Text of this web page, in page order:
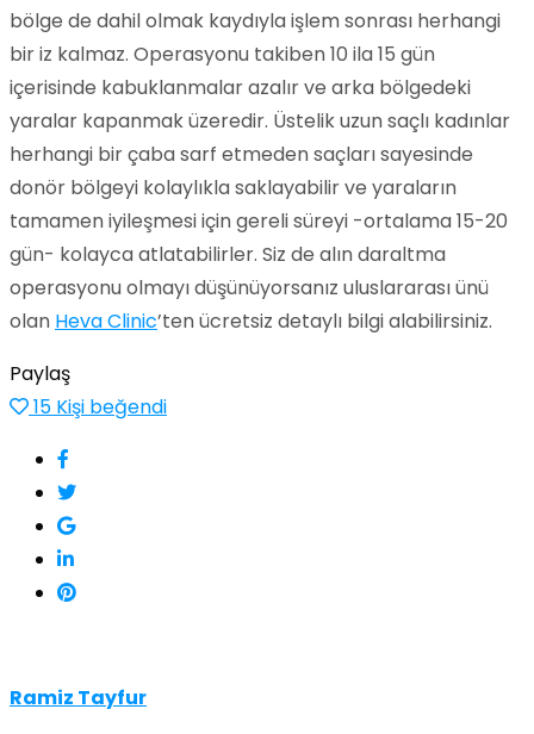
bölge de dahil olmak kaydıyla işlem sonrası herhangi
bir iz kalmaz. Operasyonu takiben 10 ila 15 gün
içerisinde kabuklanmalar azalır ve arka bölgedeki
yaralar kapanmak üzeredir. Üstelik uzun saçlı kadınlar
herhangi bir çaba sarf etmeden saçları sayesinde
donör bölgeyi kolaylıkla saklayabilir ve yaraların
tamamen iyileşmesi için gereli süreyi -ortalama 15-20
gün- kolayca atlatabilirler. Siz de alın daraltma
operasyonu olmayı düşünüyorsanız uluslararası ünü
olan Heva Clinic’ten ücretsiz detaylı bilgi alabilirsiniz.
Paylaş
15 Kişi beğendi
Ramiz Tayfur